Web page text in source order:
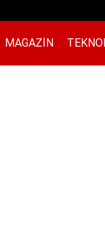
MAGAZIN